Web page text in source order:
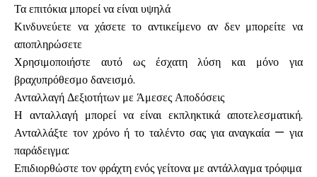
Τα επιτόκια μπορεί να είναι υψηλά
Κινδυνεύετε να χάσετε το αντικείμενο αν δεν μπορείτε να
αποπληρώσετε
Χρησιμοποιήστε αυτό ως έσχατη λύση και μόνο για
βραχυπρόθεσμο δανεισμό.
Ανταλλαγή Δεξιοτήτων με Άμεσες Αποδόσεις
Η ανταλλαγή μπορεί να είναι εκπληκτικά αποτελεσματική.
Ανταλλάξτε τον χρόνο ή το ταλέντο σας για αναγκαία — για
παράδειγμα:
Επιδιορθώστε τον φράχτη ενός γείτονα με αντάλλαγμα τρόφιμα